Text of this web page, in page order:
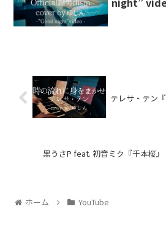
テレサ・テン
黒うさP feat. 初音ミク『千本桜』
ホーム YouTube